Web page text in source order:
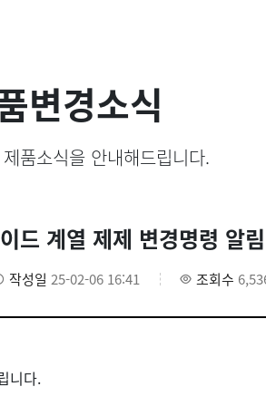
변경소식
품소식을 안내해드립니다.
드 계열 제제 변경명령 알림
작성일 25-02-06 16:41 조회수
니다.